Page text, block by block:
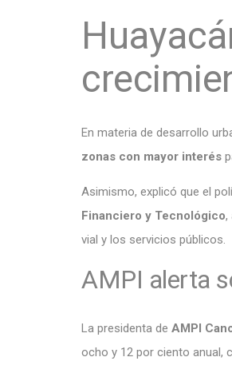
En materia de desarrollo
zonas con mayor interés
Asimismo, explicó que el
Financiero y Tecnológico,
vial y los servicios públicos.
AMPI alerta
La presidenta de AMPI
ocho y 12 por ciento anual,